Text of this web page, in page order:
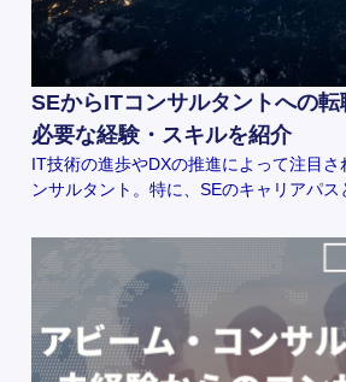
SEからITコンサルタントへの
必要な経験・スキルを紹介
IT技術の進歩やDXの推進によって注目さ
ンサルタント。特に、SEのキャリアパ